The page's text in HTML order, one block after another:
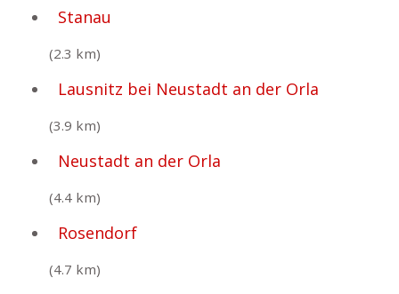
Stanau
(2.3 km)
Lausnitz bei Neustadt an der Orla
(3.9 km)
Neustadt an der Orla
(4.4 km)
Rosendorf
(4.7 km)